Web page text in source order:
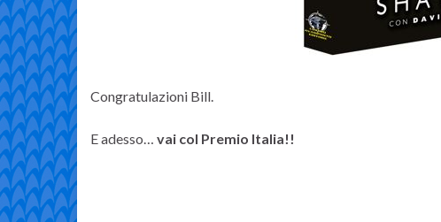
Congratulazioni Bill.
E adesso… vai col Premio Italia!!